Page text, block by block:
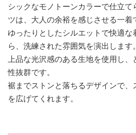
シックなモノトーンカラーで仕立
ツは、大人の余裕を感じさせる一着
ゆったりとしたシルエットで快適
ら、洗練された雰囲気を演出します。
上品な光沢感のある生地を使用し、
性抜群です。
裾までストンと落ちるデザインで、
を広げてくれます。